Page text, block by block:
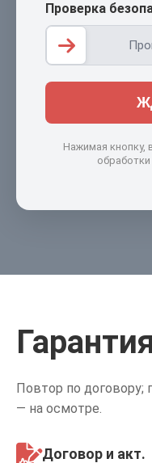
Проверка
Нажимая кнопку,
Повтор по договору;
— на осмотре.
Договор и акт.